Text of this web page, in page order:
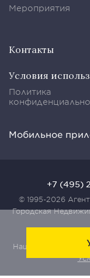
Мероприятия
Контакты
Условия
Политика
Мобильное
© 1995-2026
Городская
Наш сайт защищен
+7 (495)